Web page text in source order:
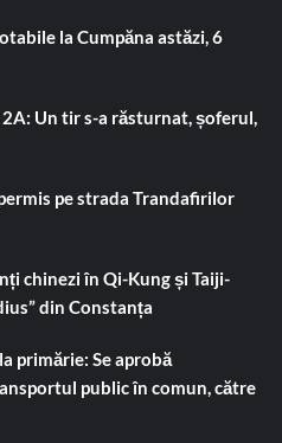
la Cumpăna astăzi, 6
Un tir s-a răsturnat, șoferul,
pe strada Trandafirilor
chinezi în Qi-Kung și Taiji-
din Constanța
primărie: Se aprobă
public în comun, către